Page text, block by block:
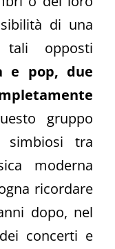
di una
tali opposti
e pop, due
gruppo
simbiosi tra
moderna
ricordare
dopo, nel
concerti e